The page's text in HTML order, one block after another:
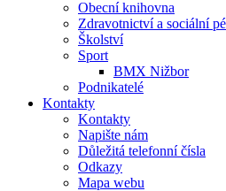
Obecní knihovna
Zdravotnictví a sociální
Školství
Sport
BMX Nižbor
Podnikatelé
Kontakty
Kontakty
Napište nám
Důležitá telefonní čísla
Odkazy
Mapa webu